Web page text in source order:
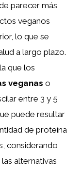
parecer más
veganos
lo que se
a largo plazo.
que los
veganas o
entre 3 y 5
puede resultar
de proteína
considerando
alternativas